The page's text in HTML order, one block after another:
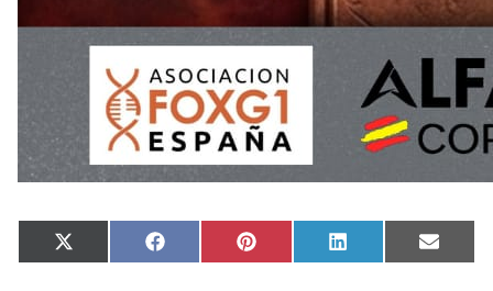
Compartir
en
X
(Twitter)
Compartir
en
FacebookCompartir
en
PinterestCompartir
en
LinkedIn
en
Email